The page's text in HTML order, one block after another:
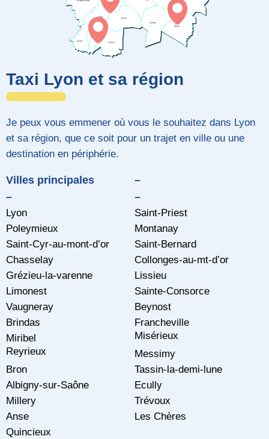
Taxi Lyon et sa région
Je peux vous emmener où vous le souhaitez dans Lyon
et sa région, que ce soit pour un trajet en ville ou une
destination en périphérie.
Villes principales
–
–
–
Lyon
Saint-Priest
Poleymieux
Montanay
Saint-Cyr-au-mont-d’or
Saint-Bernard
Chasselay
Collonges-au-mt-d’or
Grézieu-la-varenne
Lissieu
Limonest
Sainte-Consorce
Vaugneray
Beynost
Brindas
Francheville
Miribel
Misérieux
Reyrieux
Messimy
Bron
Tassin-la-demi-lune
Albigny-sur-Saône
Ecully
Millery
Trévoux
Anse
Les Chères
Quincieux